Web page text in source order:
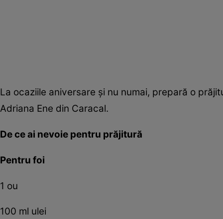
La ocaziile aniversare şi nu numai, prepară o
Adriana Ene din Caracal.
De ce ai nevoie pentru prăjitură
Pentru foi
1 ou
100 ml ulei